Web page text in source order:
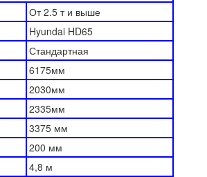
От 2.5 т и выше
Hyundai HD65
Стандартная
6175мм
2030мм
2335мм
3375 мм
200 мм
4,8 м